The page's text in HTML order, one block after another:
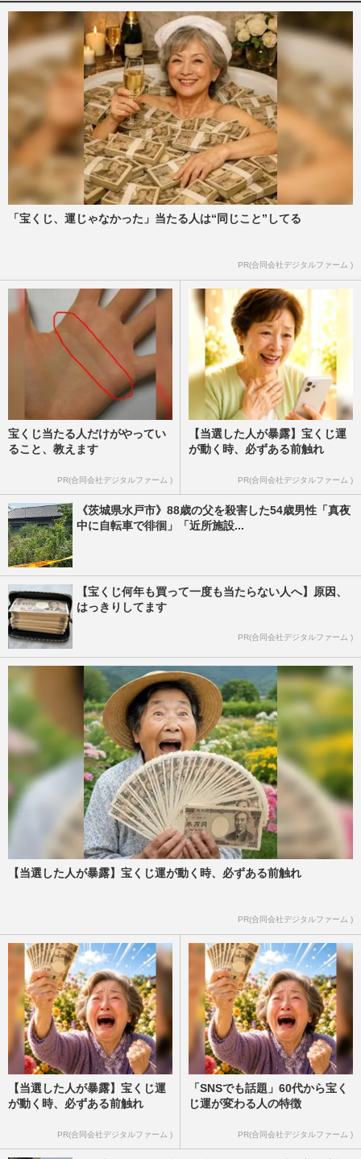
「宝くじ、運じゃなかった」当たる人は“同じこと”してる
PR(合同会社デジタルファーム )
宝くじ当たる人だけがやってい
ること、教えます
PR(合同会社デジタルファーム )
【当選した人が暴露】宝くじ運
が動く時、必ずある前触れ
PR(合同会社デジタルファーム )
《茨城県水戸市》88歳の父を殺害した54歳男性「真夜
中に自転車で徘徊」「近所施設...
【宝くじ何年も買って一度も当たらない人へ】原因、
はっきりしてます
PR(合同会社デジタルファーム )
【当選した人が暴露】宝くじ運が動く時、必ずある前触れ
PR(合同会社デジタルファーム )
【当選した人が暴露】宝くじ運
が動く時、必ずある前触れ
PR(合同会社デジタルファーム )
「SNSでも話題」60代から宝く
じ運が変わる人の特徴
PR(合同会社デジタルファーム )